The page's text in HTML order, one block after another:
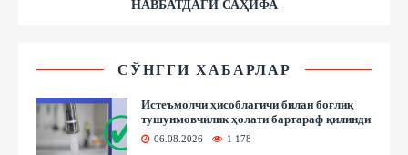
НАВБАТДАГИ САҲИФА
СЎНГГИ ХАБАРЛАР
Истеъмолчи ҳисоблагичи билан боғлиқ
тушунмовчилик ҳолати бартараф қилинди
06.08.2026 1 178